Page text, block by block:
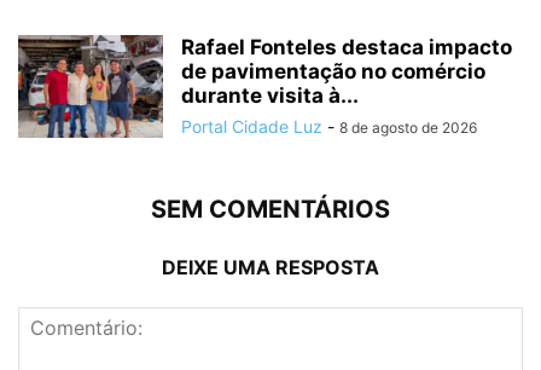
Rafael Fonteles destaca impacto
de pavimentação no comércio
durante visita à...
Portal Cidade Luz - 8 de agosto de 2026
SEM COMENTÁRIOS
DEIXE UMA RESPOSTA